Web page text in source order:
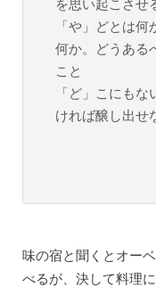
を思い起こさせ
「や」どとは
何か。どうある
こと
「ど」こにも
ければ醸し出せ
味の宿と聞くとオー
べるが、決して料理